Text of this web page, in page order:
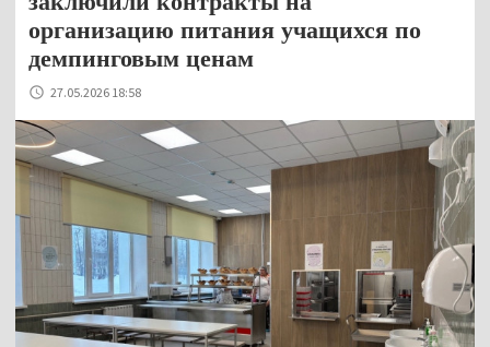
организацию питания учащихся по
демпинговым ценам
27.05.2026 18:58